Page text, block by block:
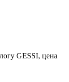
GESSI, цена